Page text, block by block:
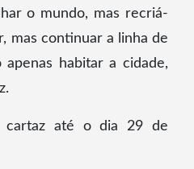
o mundo, mas recriá-
mas continuar a linha de
habitar a cidade,
cartaz até o dia 29 de